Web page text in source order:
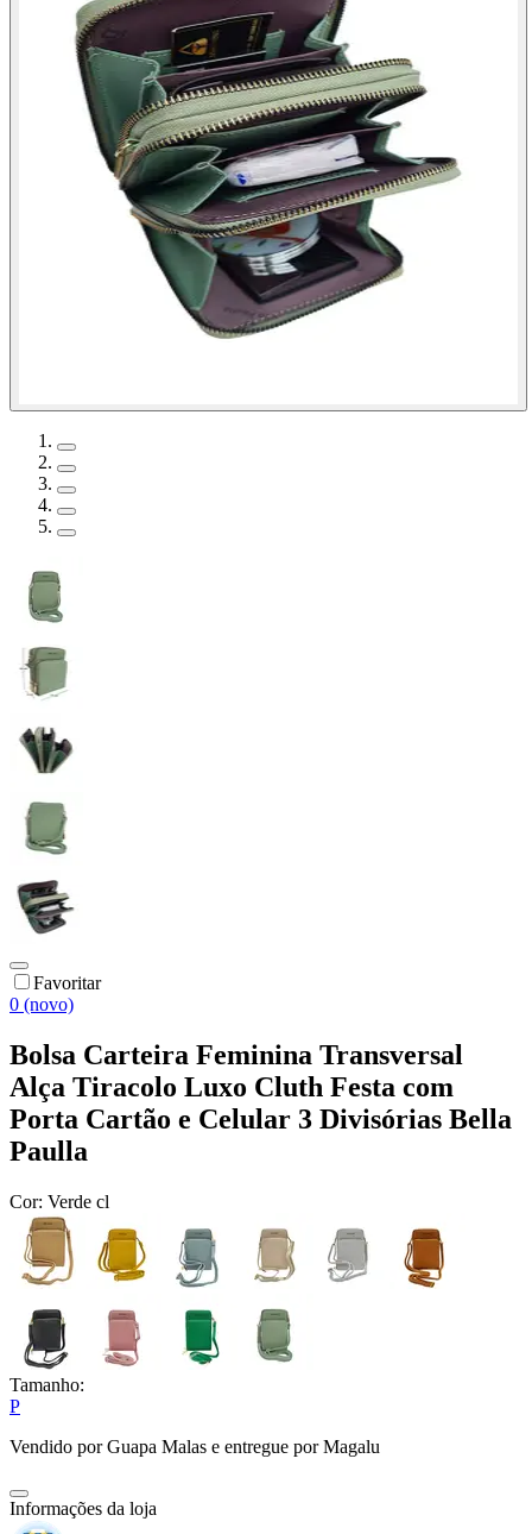
Favoritar
0 (novo)
Bolsa Carteira Feminina Transversal
Alça Tiracolo Luxo Cluth Festa com
Porta Cartão e Celular 3 Divisórias Bella
Paulla
Cor: Verde cl
Tamanho:
P
Vendido porGuapa Malas e entregue por Magalu
Informações da loja